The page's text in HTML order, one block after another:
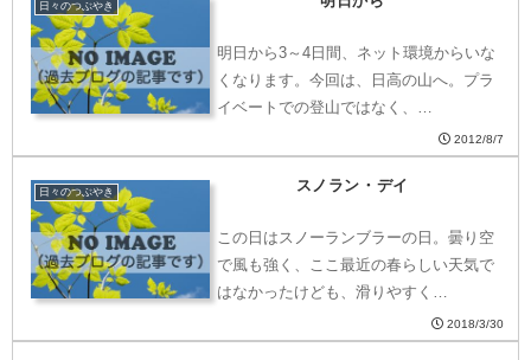
日々のつぶやき
明日から3～4日間、ネット環境からいな
くなります。今回は、日高の山へ。プラ
イベートでの登山ではなく、…
2012/8/7
日々のつぶやき スノラン・デイ
この日はスノーランブラーの日。曇り空
で風も強く、ここ最近の春らしい天気で
はなかったけども、滑りやすく…
2018/3/30